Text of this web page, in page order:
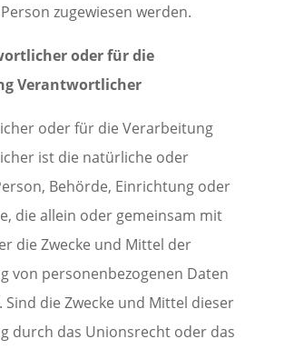
zugewiesen werden.
oder für die
Verantwortlicher
oder für die Verarbeitung
ist die natürliche oder
Behörde, Einrichtung oder
die allein oder gemeinsam mit
die Zwecke und Mittel der
von personenbezogenen Daten
Sind die Zwecke und Mittel dieser
durch das Unionsrecht oder das